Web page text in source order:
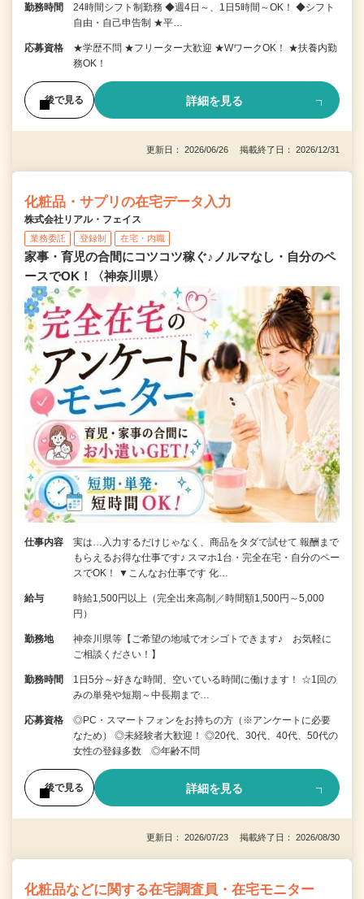
勤務時間
24時間シフト制勤務 ◆週4日～、1日5時間～OK！ ◆シフト
自由・自己申告制 ★平…
応募資格
★学歴不問 ★フリーター大歓迎 ★WワークOK！ ★扶養内勤
務OK！
後で見る 詳細を見る
更新日： 2026/06/26 掲載終了日： 2026/12/31
化粧品・サプリの在宅データ入力
株式会社リアル・フェイス
業務委託 登録制 在宅・内職
家事・育児の合間にコツコツ稼ぐ♪ノルマなし・自分のペ
ースでOK！〈神奈川県〉
仕事内容
実は…入力するだけじゃなく、商品をタダで試せて 報酬まで
もらえるお得な仕事です♪ スマホ1台・完全在宅・自分のペー
スでOK！ ▼こんなお仕事です 化…
給与
時給1,500円以上（完全出来高制／時間額1,500円～5,000
円）
勤務地
神奈川県等【ご希望の地域でオシゴトできます♪ お気軽に
ご相談ください！】
勤務時間
1日5分～好きな時間、空いている時間に働けます！ ☆1回の
みの単発や短期～中長期まで…
応募資格
◎PC・スマートフォンをお持ちの方（※アンケートに必要
なため） ◎未経験者大歓迎！ ◎20代、30代、40代、50代の
女性の登録多数 ◎年齢不問
後で見る 詳細を見る
更新日： 2026/07/23 掲載終了日： 2026/08/30
化粧品などに関する在宅調査員・在宅モニター